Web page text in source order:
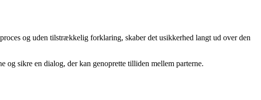
og uden tilstrækkelig forklaring, skaber det usikkerhed langt ud over den
sikre en dialog, der kan genoprette tilliden mellem parterne.